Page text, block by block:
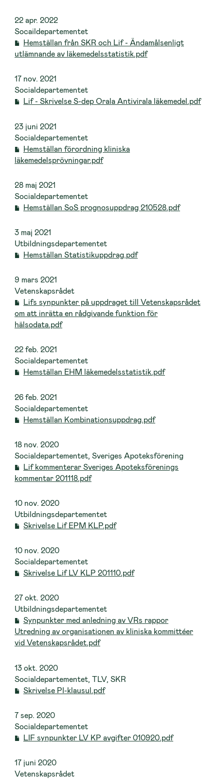
22 apr. 2022
Socaildepartementet
Hemställan från SKR och Lif - Ändamålsenligt
utlämnande av läkemedelsstatistik.pdf
17 nov. 2021
Socialdepartementet
Lif - Skrivelse S-dep Orala Antivirala läkemedel.pdf
23 juni 2021
Socialdepartementet
Hemställan förordning kliniska
läkemedelsprövningar.pdf
28 maj 2021
Socialdepartementet
Hemställan SoS prognosuppdrag 210528.pdf
3 maj 2021
Utbildningsdepartementet
Hemställan Statistikuppdrag.pdf
9 mars 2021
Vetenskapsrådet
Lifs synpunkter på uppdraget till Vetenskapsrådet
om att inrätta en rådgivande funktion för
hälsodata.pdf
22 feb. 2021
Socialdepartementet
Hemställan EHM läkemedelsstatistik.pdf
26 feb. 2021
Socialdepartementet
Hemställan Kombinationsuppdrag.pdf
18 nov. 2020
Socialdepartementet, Sveriges Apoteksförening
Lif kommenterar Sveriges Apoteksförenings
kommentar 201118.pdf
10 nov. 2020
Utbildningsdepartementet
Skrivelse Lif EPM KLP.pdf
10 nov. 2020
Socialdepartementet
Skrivelse Lif LV KLP 201110.pdf
27 okt. 2020
Utbildningsdepartementet
Synpunkter med anledning av VRs rappor
Utredning av organisationen av kliniska kommittéer
vid Vetenskapsrådet.pdf
13 okt. 2020
Socialdepartementet, TLV, SKR
Skrivelse PI-klausul.pdf
7 sep. 2020
Socialdepartementet
LIF synpunkter LV KP avgifter 010920.pdf
17 juni 2020
Vetenskapsrådet